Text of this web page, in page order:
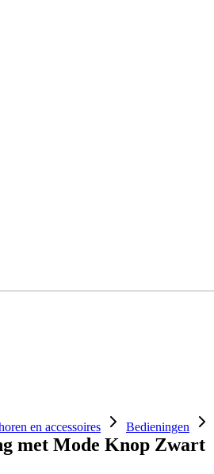
en accessoires Bedieningen
met Mode Knop Zwart